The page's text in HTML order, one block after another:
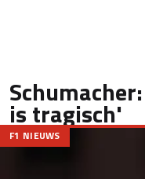
is tragisch'
F1 NIEUWS